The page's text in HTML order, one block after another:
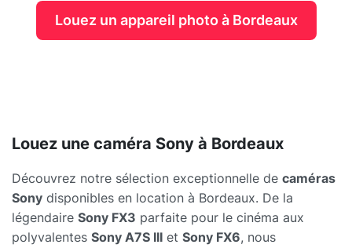
Louez un appareil photo à Bordeaux
Louez une caméra Sony à Bordeaux
Découvrez notre sélection exceptionnelle de caméras
Sony disponibles en location à Bordeaux. De la
légendaire Sony FX3 parfaite pour le cinéma aux
polyvalentes Sony A7S III et Sony FX6, nous